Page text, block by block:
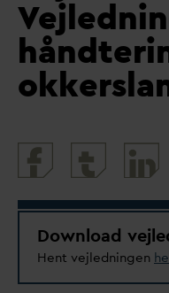
V
Download
Hent vejledningen